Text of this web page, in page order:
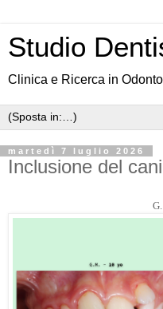
Studio
Clinica e Ricerca in
martedì 7 luglio 2026
Inclusione del